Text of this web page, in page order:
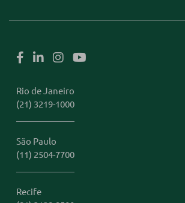
Rio de Janeiro
(21) 3219-1000
São Paulo
(11) 2504-7700
Recife